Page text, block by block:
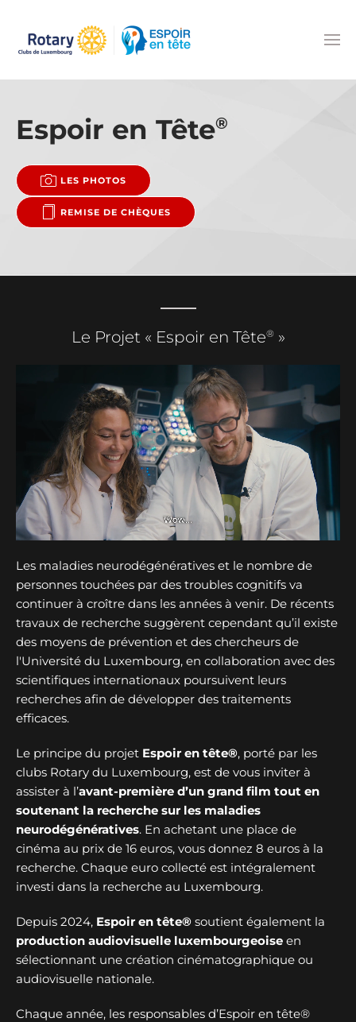
Accéder au contenu principal
Espoir en Tête®
LES PHOTOS
REMISE DE CHÈQUES
Le Projet « Espoir en Tête® »
Les maladies neurodégénératives et le nombre de
personnes touchées par des troubles cognitifs va
continuer à croître dans les années à venir. De récents
travaux de recherche suggèrent cependant qu’il existe
des moyens de prévention et des chercheurs de
l'Université du Luxembourg, en collaboration avec des
scientifiques internationaux poursuivent leurs
recherches afin de développer des traitements
efficaces.
Le principe du projet Espoir en tête®, porté par les
clubs Rotary du Luxembourg, est de vous inviter à
assister à l’avant-première d’un grand film tout en
soutenant la recherche sur les maladies
neurodégénératives. En achetant une place de
cinéma au prix de 16 euros, vous donnez 8 euros à la
recherche. Chaque euro collecté est intégralement
investi dans la recherche au Luxembourg.
Depuis 2024, Espoir en tête® soutient également la
production audiovisuelle luxembourgeoise en
sélectionnant une création cinématographique ou
audiovisuelle nationale.
Chaque année, les responsables d’Espoir en tête®